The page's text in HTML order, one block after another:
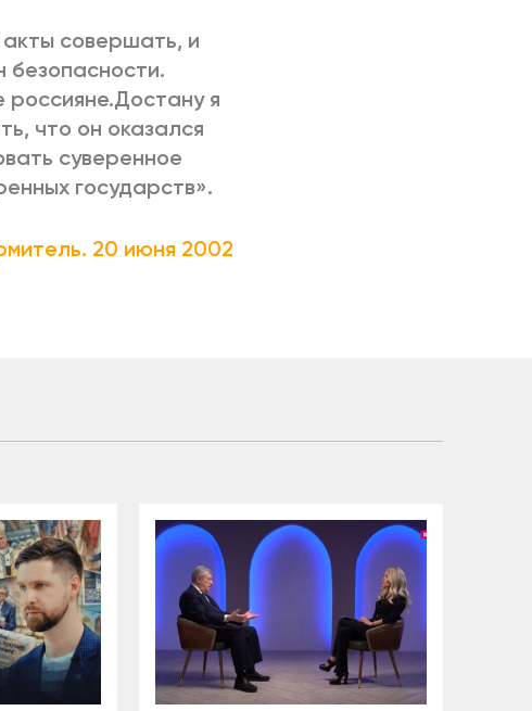
совершать, и
безопасности.
россияне.Достану я
что он оказался
суверенное
государств».
20 июня 2002